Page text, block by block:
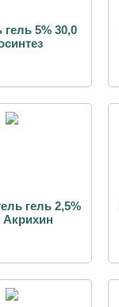
гель 5% 30,0
гель 2,5%
Акрихин